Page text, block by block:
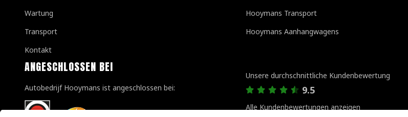
Wartung
Transport
Kontakt
ANGESCHLOSSEN BEI
Autobedrijf Hooymans ist angeschlossen bei:
Hooymans Transport
Hooymans Aanhangwagens
Unsere durchschnittliche Kundenbewertung
9.5
Alle Kundenbewertungen anzeigen